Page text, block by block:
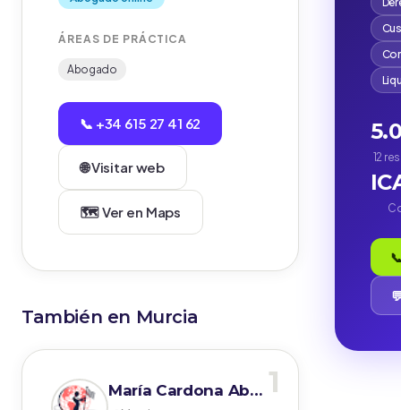
ÁREAS DE PRÁCTICA
Abogado
📞 +34 615 27 41 62
🌐 Visitar web
🗺️ Ver en Maps
También en Murcia
1
María Cardona Abogados
12